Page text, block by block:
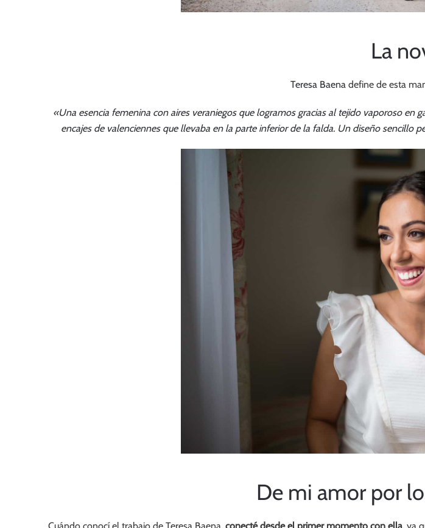
La
Teresa Baena define de esta
«Una esencia femenina con aires veraniegos que logramos gracias al tejido vaporoso
encajes de valenciennes que llevaba en la parte inferior de la falda. Un diseño sencillo
De mi amor por